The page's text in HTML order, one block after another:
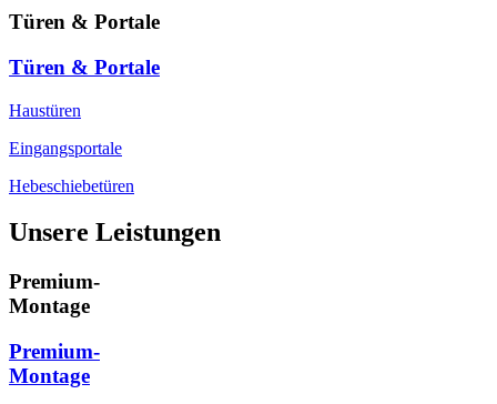
Türen & Portale
Türen & Portale
Haustüren
Eingangsportale
Hebeschiebetüren
Unsere Leistungen
Premium-
Montage
Premium-
Montage